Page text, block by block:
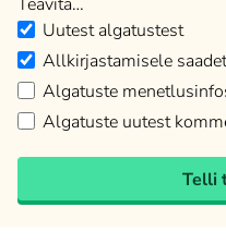
Uutest algatustest
Allkirjastamisele
Algatuste
Algatuste uutest
Telli